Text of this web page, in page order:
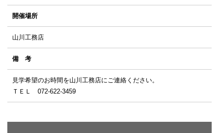
開催場所
山川工務店
備 考
見学希望のお時間を山川工務店にご連絡ください。
ＴＥＬ 072-622-3459